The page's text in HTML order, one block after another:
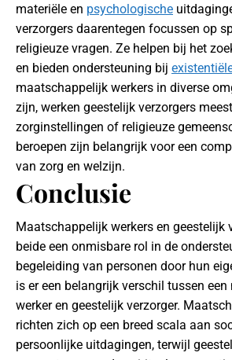
materiële en psychologische
verzorgers daarentegen focussen op
religieuze vragen. Ze helpen bij het
en bieden ondersteuning bij
maatschappelijk werkers in diverse
zijn, werken geestelijk verzorgers
zorginstellingen of religieuze
beroepen zijn belangrijk voor een
van zorg en welzijn.
Conclusie
Maatschappelijk werkers en geestelijk
beide een onmisbare rol in de
begeleiding van personen door hun
is er een belangrijk verschil tussen
werker en geestelijk verzorger.
richten zich op een breed scala aan
persoonlijke uitdagingen, terwijl